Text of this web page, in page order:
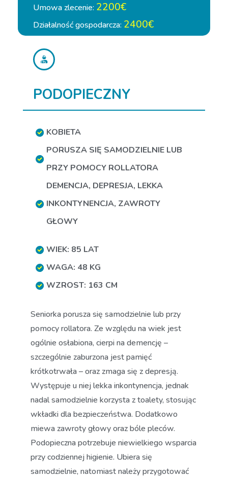
Umowa zlecenie: 2200€
Działalność gospodarcza: 2400€
PODOPIECZNY
KOBIETA
PORUSZA SIĘ SAMODZIELNIE LUB
PRZY POMOCY ROLLATORA
DEMENCJA, DEPRESJA, LEKKA
INKONTYNENCJA, ZAWROTY
GŁOWY
WIEK: 85 LAT
WAGA: 48 KG
WZROST: 163 CM
Seniorka porusza się samodzielnie lub przy
pomocy rollatora. Ze względu na wiek jest
ogólnie osłabiona, cierpi na demencję –
szczególnie zaburzona jest pamięć
krótkotrwała – oraz zmaga się z depresją.
Występuje u niej lekka inkontynencja, jednak
nadal samodzielnie korzysta z toalety, stosując
wkładki dla bezpieczeństwa. Dodatkowo
miewa zawroty głowy oraz bóle pleców.
Podopieczna potrzebuje niewielkiego wsparcia
przy codziennej higienie. Ubiera się
samodzielnie, natomiast należy przygotować